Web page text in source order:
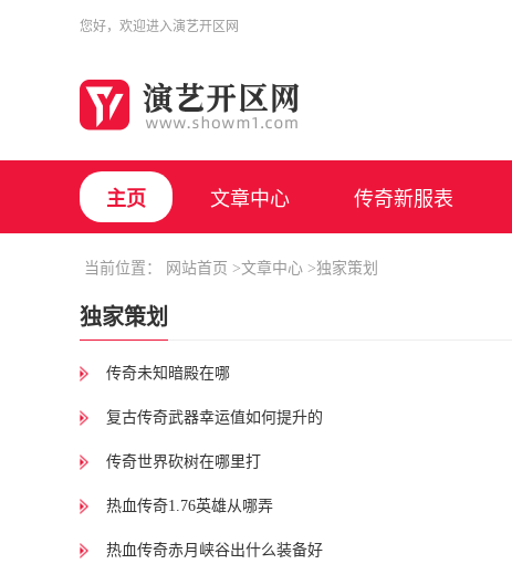
您好，欢迎进入演艺开区网
主页 文章中心 传奇新服表
当前位置： 网站首页 >文章中心 >独家策划
独家策划
传奇未知暗殿在哪
复古传奇武器幸运值如何提升的
传奇世界砍树在哪里打
热血传奇1.76英雄从哪弄
热血传奇赤月峡谷出什么装备好